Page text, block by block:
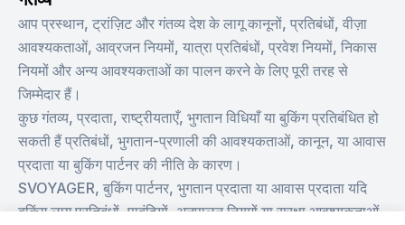
आप प्रस्थान, ट्रांज़िट और गंतव्य देश के लागू कानूनों, प्रतिबंधों, वीज़ा
आवश्यकताओं, आव्रजन नियमों, यात्रा प्रतिबंधों, प्रवेश नियमों, निकास
नियमों और अन्य आवश्यकताओं का पालन करने के लिए पूरी तरह से
जिम्मेदार हैं।
कुछ गंतव्य, प्रदाता, राष्ट्रीयताएँ, भुगतान विधियाँ या बुकिंग प्रतिबंधित हो
सकती हैं प्रतिबंधों, भुगतान-प्रणाली की आवश्यकताओं, कानून, या आवास
प्रदाता या बुकिंग पार्टनर की नीति के कारण।
SVOYAGER, बुकिंग पार्टनर, भुगतान प्रदाता या आवास प्रदाता यदि
बुकिंग लागू प्रतिबंधों, पाबंदियों, अनुपालन नियमों या सुरक्षा आवश्यकताओं